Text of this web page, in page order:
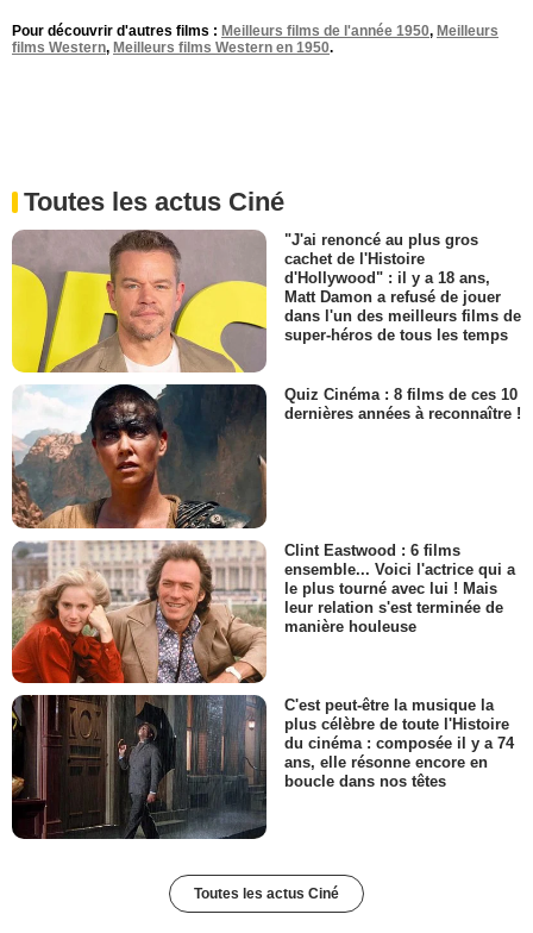
Pour découvrir d'autres films : Meilleurs films de l'année 1950, Meilleurs
films Western, Meilleurs films Western en 1950.
Toutes les actus Ciné
"J'ai renoncé au plus gros
cachet de l'Histoire
d'Hollywood" : il y a 18 ans,
Matt Damon a refusé de jouer
dans l'un des meilleurs films de
super-héros de tous les temps
Quiz Cinéma : 8 films de ces 10
dernières années à reconnaître !
Clint Eastwood : 6 films
ensemble... Voici l'actrice qui a
le plus tourné avec lui ! Mais
leur relation s'est terminée de
manière houleuse
C'est peut-être la musique la
plus célèbre de toute l'Histoire
du cinéma : composée il y a 74
ans, elle résonne encore en
boucle dans nos têtes
Toutes les actus Ciné